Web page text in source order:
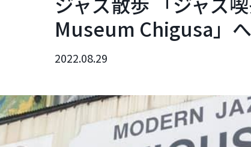
Museum Chigusa」へ
2022.08.29